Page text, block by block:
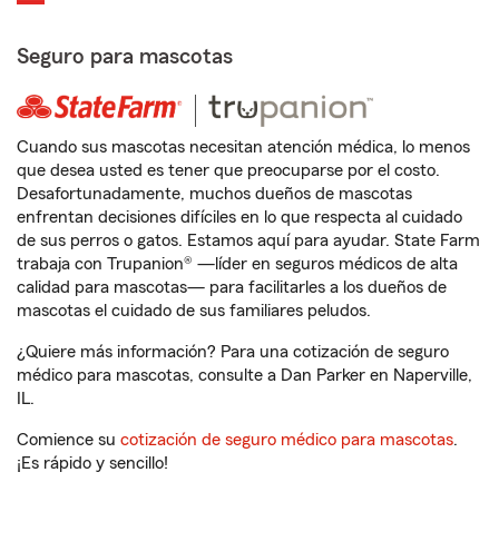
Seguro para mascotas
Cuando sus mascotas necesitan atención médica, lo menos
que desea usted es tener que preocuparse por el costo.
Desafortunadamente, muchos dueños de mascotas
enfrentan decisiones difíciles en lo que respecta al cuidado
de sus perros o gatos. Estamos aquí para ayudar. State Farm
trabaja con Trupanion® —líder en seguros médicos de alta
calidad para mascotas— para facilitarles a los dueños de
mascotas el cuidado de sus familiares peludos.
¿Quiere más información? Para una cotización de seguro
médico para mascotas, consulte a Dan Parker en Naperville,
IL.
Comience su cotización de seguro médico para mascotas.
¡Es rápido y sencillo!